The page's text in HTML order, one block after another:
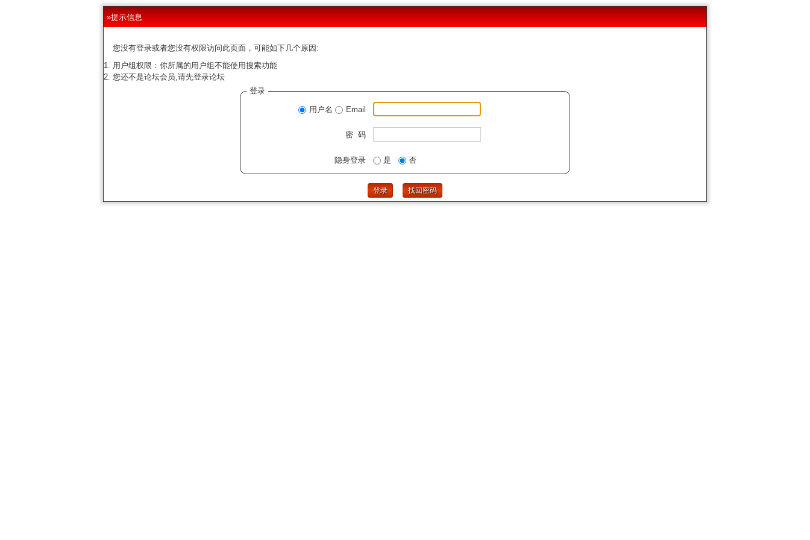
»提示信息
您没有登录或者您没有权限访问此页面，可能如下几个原因:
用户组权限：你所属的用户组不能使用搜索功能
您还不是论坛会员,请先登录论坛
登录
用户名 Email
密 码
隐身登录 是 否